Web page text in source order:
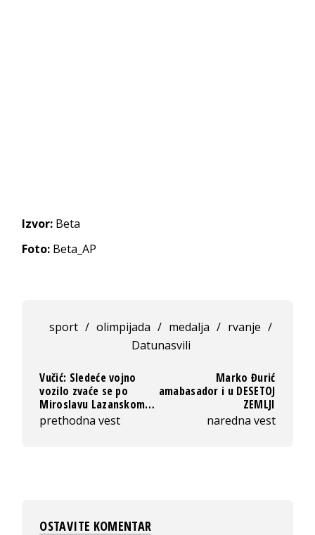
Izvor: Beta
Foto: Beta_AP
sport / olimpijada / medalja / rvanje /
Datunasvili
Vučić: Sledeće vojno
vozilo zvaće se po
Miroslavu Lazanskom…
prethodna vest
Marko Đurić
amabasador i u DESETOJ
ZEMLJI
naredna vest
OSTAVITE KOMENTAR